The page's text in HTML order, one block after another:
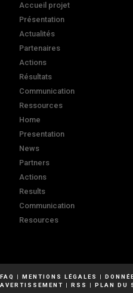
Accueil projet
Présentation
Actualités
Partenaires
Actions
Résultats
Communication
Ressources
Home
Presentation
News
Partners
Actions
Results
Communication
Resources
FAQ | MENTIONS LÉGALES |
AVERTISSEMENT | RSS | PLAN DU